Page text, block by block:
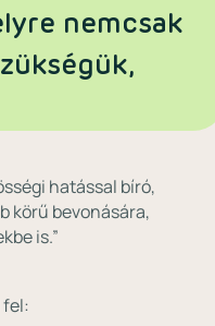
nemcsak
hatással bíró,
körű bevonására,
is.”
fel: